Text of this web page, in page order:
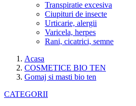
Transpiratie excesiva
Ciupituri de insecte
Urticarie, alergii
Varicela, herpes
Rani, cicatrici, semne
Acasa
COSMETICE BIO TEN
Gomaj si masti bio ten
CATEGORII